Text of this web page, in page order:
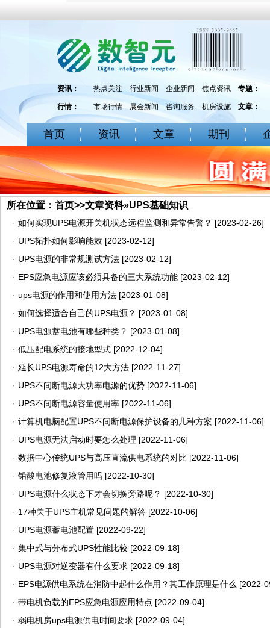
资讯： 热点关注 行业新闻 企业新闻 焦点资讯 专题：
行情： 市场行情 展会新闻 咨询服务 机房设施 文章：
首页 资讯 文章 期刊
所在位置： 首页>>文章资料»UPS基础知识
· 如何实现UPS电源开关机状态远程监测和异常告警？ [2023-02-26]
· UPS拓扑如何影响能效 [2023-02-12]
· UPS电源的非常规测试方法 [2023-02-12]
· EPS应急电源应该必须具备的三大系统功能 [2023-02-12]
· ups电源的作用和使用方法 [2023-01-08]
· 如何选择适合自己的UPS电源？ [2023-01-08]
· UPS电源蓄电池有哪些种类？ [2023-01-08]
· 低压配电系统的接地型式 [2022-12-04]
· 延长UPS电源寿命的12大方法 [2022-11-27]
· UPS不间断电源大功率电源的优势 [2022-11-06]
· UPS不间断电源容量使用率 [2022-11-06]
· 计算机电脑配置UPS不间断电源保护设备的几种方案 [2022-11-06]
· UPS电源无法启动时要怎么处理 [2022-11-06]
· 数据中心传统UPS与高压直流供电系统的对比 [2022-11-06]
· 铅酸电池修复液管用吗 [2022-10-30]
· UPS电源什么状态下才会切换旁路呢？ [2022-10-30]
· 17种关于UPS主机常见问题的解答 [2022-10-06]
· UPS电源蓄电池配置 [2022-09-22]
· 集中式与分布式UPS性能比较 [2022-09-18]
· UPS电源对逆变器有什么要求 [2022-09-18]
· EPS电源供电系统在消防中起什么作用？其工作原理是什么 [2022-
· 带电机负载的EPS应急电源应用特点 [2022-09-04]
· 弱电机房ups电源供电时间要求 [2022-09-04]